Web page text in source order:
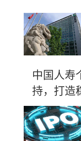
中国人寿
持，打造